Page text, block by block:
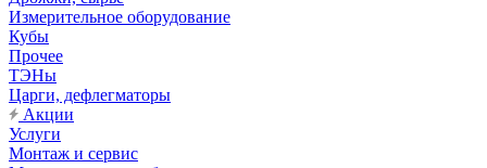
Измерительное оборудование
Кубы
Прочее
ТЭНы
Царги, дефлегматоры
Акции
Услуги
Монтаж и сервис